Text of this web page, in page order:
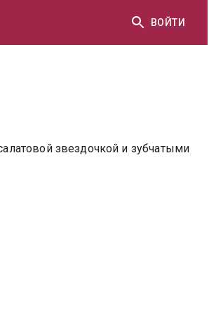
ВОЙТИ
звездочкой и зубчатыми